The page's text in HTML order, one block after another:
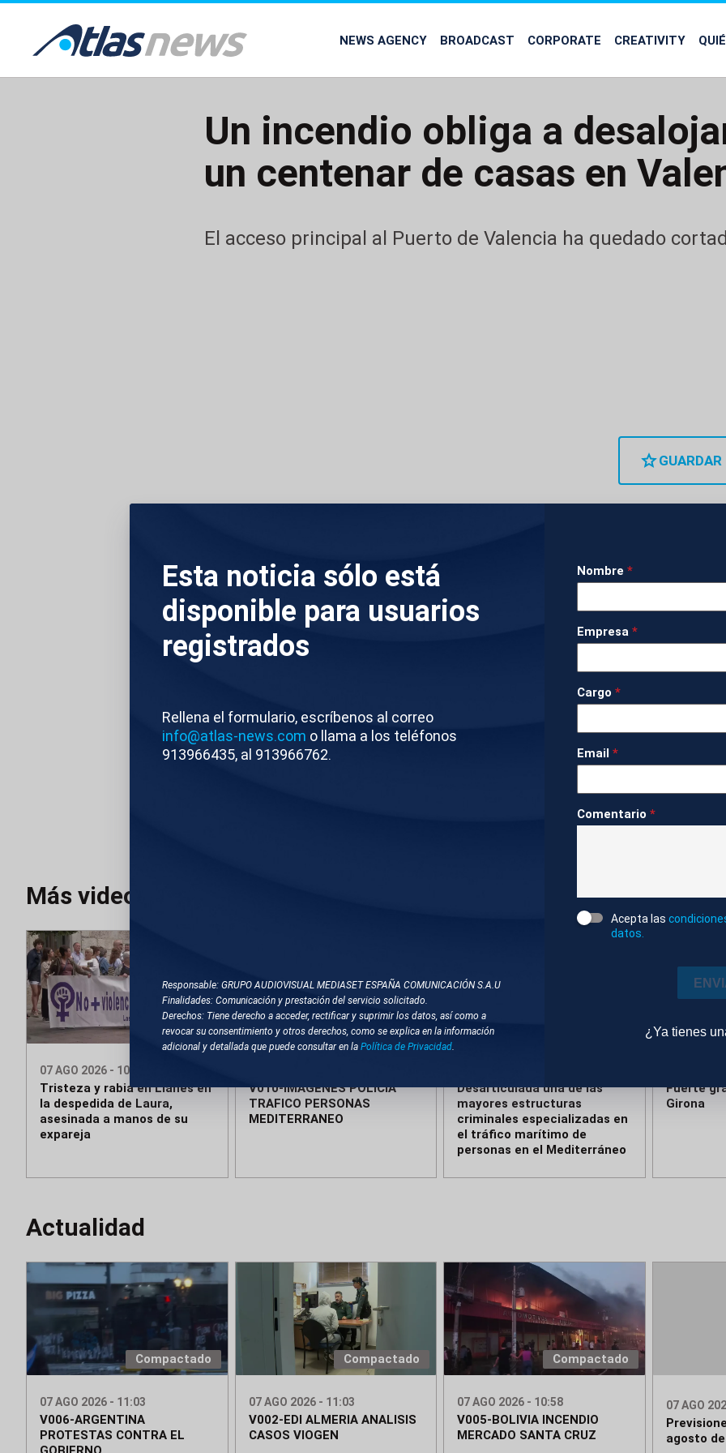
common.go-to-content
NEWS AGENCY BROADCAST CORPORATE CREATIVITY
Un incendio obliga a
un centenar de casas en
El acceso principal al Puerto de Valencia ha quedado
GUARDAR
Esta noticia sólo está
disponible para usuarios
registrados
Rellena el formulario, escríbenos al correo
info@atlas-news.com o llama a los teléfonos
913966435, al 913966762.
Responsable: GRUPO AUDIOVISUAL MEDIASET ESPAÑA COMUNICACIÓN S.A.U
Finalidades: Comunicación y prestación del servicio solicitado.
Derechos: Tiene derecho a acceder, rectificar y suprimir los datos, así como a
revocar su consentimiento y otros derechos, como se explica en la información
adicional y detallada que puede consultar en la Política de Privacidad
Nombre *
Empresa *
Cargo *
Email *
Comentario *
Acepta las
datos.
¿Ya tienes
08 de julio 2025 - 21:33
Un incendio declarado esta tarde ha obligado a cortar el tráfico en el
Puerto de Valencia, generando una importante alarma en la zona. El
en una tienda cercana, provocó una gigantesca columna de humo
varios puntos de la ciudad. La policía ha tenido que desalojar más de
ATLAS Editado Sociedad 0m 43s
Más videos
Editado
07 AGO 2026 - 10:10
Tristeza y rabia en Llanes en
la despedida de Laura,
asesinada a manos de su
expareja
Compactado
V010-IMAGENES POLICIA
TRAFICO PERSONAS
MEDITERRANEO
Desarticulada una de las
mayores estructuras
criminales especializadas en
el tráfico marítimo de
personas en el Mediterráneo
Fuerte
Girona
Actualidad
Compactado
07 AGO 2026 - 11:03
V006-ARGENTINA
PROTESTAS CONTRA EL
Compactado
07 AGO 2026 - 11:03
V002-EDI ALMERIA ANALISIS
CASOS VIOGEN
Compactado
07 AGO 2026 - 10:58
V005-BOLIVIA INCENDIO
MERCADO SANTA CRUZ
07 AGO
agosto